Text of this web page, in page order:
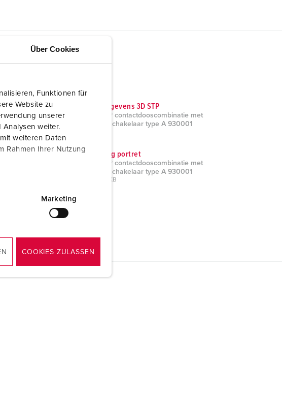
Über Cookies
Funktionen für
Website zu
unserer
Analysen weiter.
weiteren Daten
Rahmen Ihrer Nutzung
Marketing
COOKIES ZULASSEN
CAD-gegevens 3D STP
AMAXX® contactdooscombinatie met
aardlekschakelaar type A 930001
Tekening portret
AMAXX® contactdooscombinatie met
aardlekschakelaar type A 930001
PNG, 39 KB